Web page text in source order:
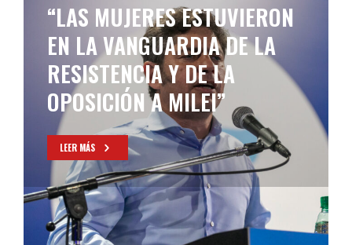
“LAS MUJERES ESTUVIERON
EN LA VANGUARDIA DE LA
RESISTENCIA Y DE LA
OPOSICIÓN A MILEI”
LEER MÁS